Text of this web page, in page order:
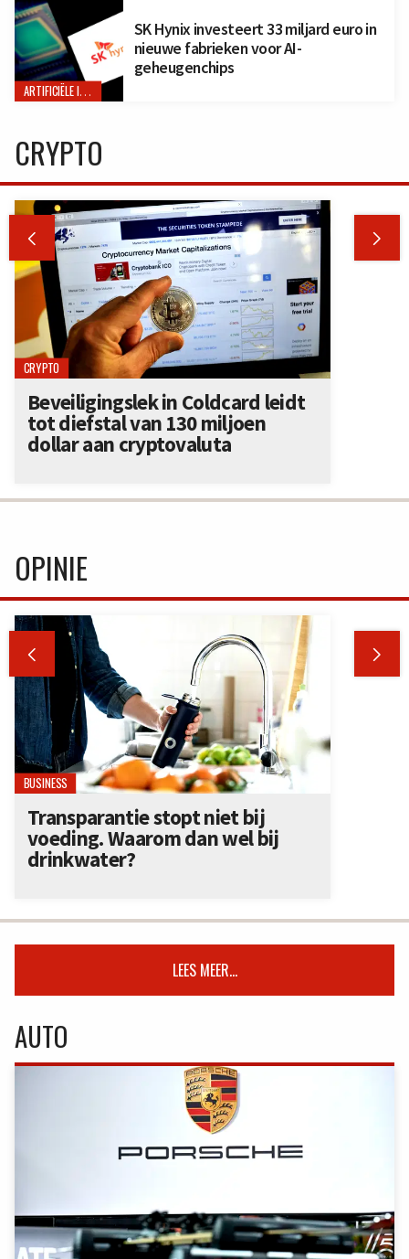
ARTIFICIËLE INTELLIGENTIE
SK Hynix investeert 33 miljard euro in
nieuwe fabrieken voor AI-
geheugenchips
CRYPTO
 
CRYPTO
Beveiligingslek in Coldcard leidt
tot diefstal van 130 miljoen
dollar aan cryptovaluta
OPINIE
 
BUSINESS
Transparantie stopt niet bij
voeding. Waarom dan wel bij
drinkwater?
LEES MEER...
AUTO